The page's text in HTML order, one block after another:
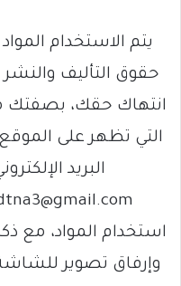
انتهاك حقك، بصفتك
التي تظهر على
البريد
استخدام المواد، مع
وإرفاق تصوير